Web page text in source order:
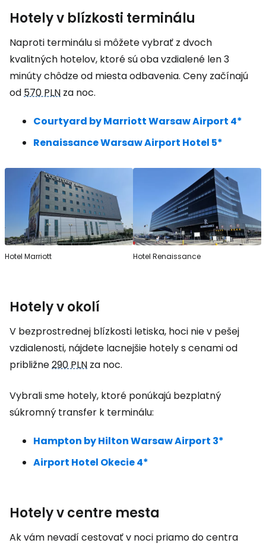
Hotely v blízkosti terminálu
Naproti terminálu si môžete vybrať z dvoch
kvalitných hotelov, ktoré sú oba vzdialené len 3
minúty chôdze od miesta odbavenia. Ceny začínajú
od570 PLN za noc.
Courtyard by Marriott Warsaw Airport 4*
Renaissance Warsaw Airport Hotel 5*
Hotel Marriott Hotel Renaissance
Hotely v okolí
V bezprostrednej blízkosti letiska, hoci nie v pešej
vzdialenosti, nájdete lacnejšie hotely s cenami od
približne290 PLN za noc.
Vybrali sme hotely, ktoré ponúkajú bezplatný
súkromný transfer k terminálu:
Hampton by Hilton Warsaw Airport 3*
Airport Hotel Okecie 4*
Hotely v centre mesta
Ak vám nevadí cestovať v noci priamo do centra